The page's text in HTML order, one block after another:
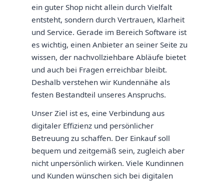
ein guter Shop nicht allein durch Vielfalt
entsteht, sondern durch Vertrauen, Klarheit
und Service. Gerade im Bereich Software ist
es wichtig, einen Anbieter an seiner Seite zu
wissen, der nachvollziehbare Abläufe bietet
und auch bei Fragen erreichbar bleibt.
Deshalb verstehen wir Kundennähe als
festen Bestandteil unseres Anspruchs.
Unser Ziel ist es, eine Verbindung aus
digitaler Effizienz und persönlicher
Betreuung zu schaffen. Der Einkauf soll
bequem und zeitgemäß sein, zugleich aber
nicht unpersönlich wirken. Viele Kundinnen
und Kunden wünschen sich bei digitalen